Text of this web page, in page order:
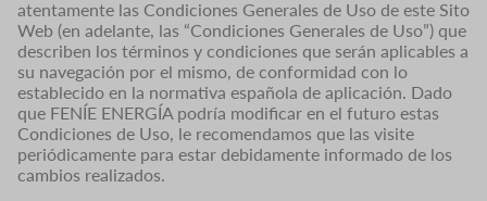
atentamente las Condiciones Generales de Uso de este Sito
Web (en adelante, las “Condiciones Generales de Uso”) que
describen los términos y condiciones que serán aplicables a
su navegación por el mismo, de conformidad con lo
establecido en la normativa española de aplicación. Dado
que FENÍE ENERGÍA podría modificar en el futuro estas
Condiciones de Uso, le recomendamos que las visite
periódicamente para estar debidamente informado de los
cambios realizados.